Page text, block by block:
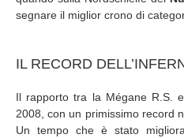
segnare il miglior crono di
IL RECORD
Il rapporto tra la Mégane R.S. e
2008, con un primissimo record
Un tempo che è stato